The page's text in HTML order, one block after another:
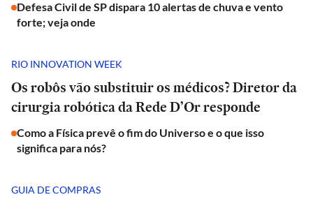
Defesa Civil de SP dispara 10 alertas de chuva e vento
forte; veja onde
RIO INNOVATION WEEK
Os robôs vão substituir os médicos? Diretor da
cirurgia robótica da Rede D’Or responde
Como a Física prevê o fim do Universo e o que isso
significa para nós?
GUIA DE COMPRAS